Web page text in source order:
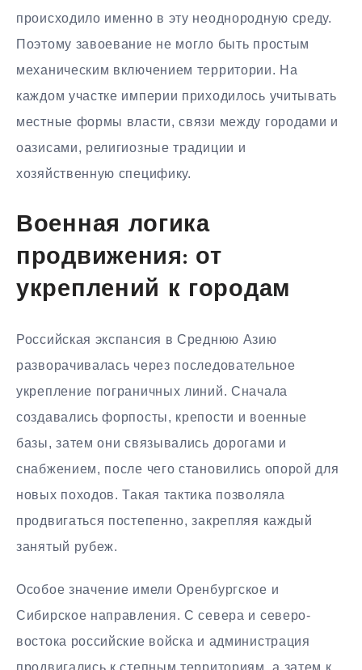
происходило именно в эту неоднородную среду.
Поэтому завоевание не могло быть простым
механическим включением территории. На
каждом участке империи приходилось учитывать
местные формы власти, связи между городами и
оазисами, религиозные традиции и
хозяйственную специфику.
Военная логика
продвижения: от
укреплений к городам
Российская экспансия в Среднюю Азию
разворачивалась через последовательное
укрепление пограничных линий. Сначала
создавались форпосты, крепости и военные
базы, затем они связывались дорогами и
снабжением, после чего становились опорой для
новых походов. Такая тактика позволяла
продвигаться постепенно, закрепляя каждый
занятый рубеж.
Особое значение имели Оренбургское и
Сибирское направления. С севера и северо-
востока российские войска и администрация
продвигались к степным территориям, а затем к